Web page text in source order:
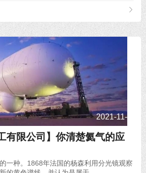
2021-11-15
有限公司】你清楚氦气的应
一种。1868年法国的杨森利用分光镜观察